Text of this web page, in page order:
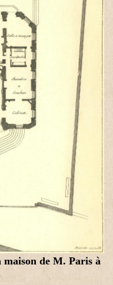
maison de M. Paris à